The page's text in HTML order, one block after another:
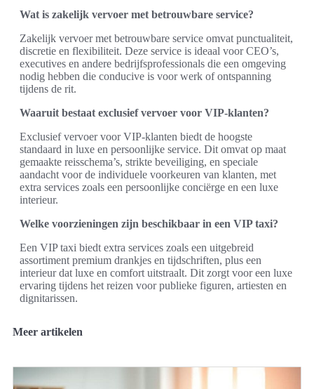
Wat is zakelijk vervoer met betrouwbare service?
Zakelijk vervoer met betrouwbare service omvat punctualiteit,
discretie en flexibiliteit. Deze service is ideaal voor CEO’s,
executives en andere bedrijfsprofessionals die een omgeving
nodig hebben die conducive is voor werk of ontspanning
tijdens de rit.
Waaruit bestaat exclusief vervoer voor VIP-klanten?
Exclusief vervoer voor VIP-klanten biedt de hoogste
standaard in luxe en persoonlijke service. Dit omvat op maat
gemaakte reisschema’s, strikte beveiliging, en speciale
aandacht voor de individuele voorkeuren van klanten, met
extra services zoals een persoonlijke conciërge en een luxe
interieur.
Welke voorzieningen zijn beschikbaar in een VIP taxi?
Een VIP taxi biedt extra services zoals een uitgebreid
assortiment premium drankjes en tijdschriften, plus een
interieur dat luxe en comfort uitstraalt. Dit zorgt voor een luxe
ervaring tijdens het reizen voor publieke figuren, artiesten en
dignitarissen.
Meer artikelen